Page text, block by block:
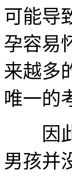
可能导
孕容易
来越多
唯一的
因此
男孩并